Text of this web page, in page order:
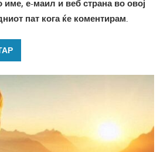
име, е-маил и веб страна во овој
пат кога ќе коментирам.